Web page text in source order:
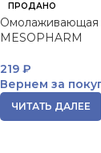
ПРОДАНО
Омолаживающая
MESOPHARM
219 ₽
Вернем за
ЧИТАТЬ ДАЛЕЕ